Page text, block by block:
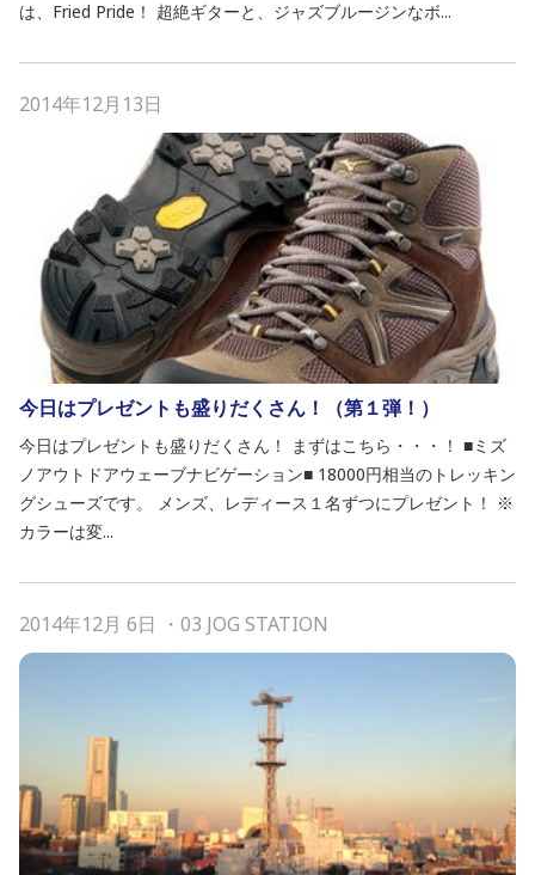
は、Fried Pride！ 超絶ギターと、ジャズブルージンなボ...
2014年12月13日
今日はプレゼントも盛りだくさん！（第１弾！）
今日はプレゼントも盛りだくさん！ まずはこちら・・・！ ■ミズ
ノアウトドアウェーブナビゲーション■ 18000円相当のトレッキン
グシューズです。 メンズ、レディース１名ずつにプレゼント！ ※
カラーは変...
2014年12月 6日 ・ 03 JOG STATION